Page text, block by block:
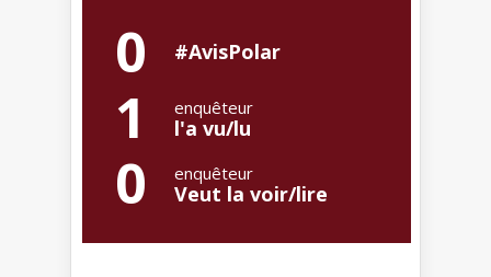
0 #AvisPolar
1 enquêteur
l'a vu/lu
0 enquêteur
Veut la voir/lire